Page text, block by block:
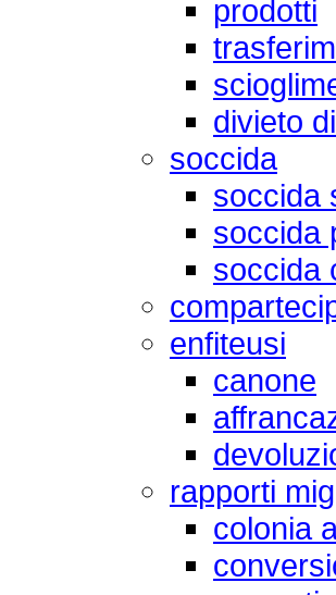
prodotti
divieto
soccida
soccida
soccida
soccida
enfiteusi
canone
rapporti
colonia